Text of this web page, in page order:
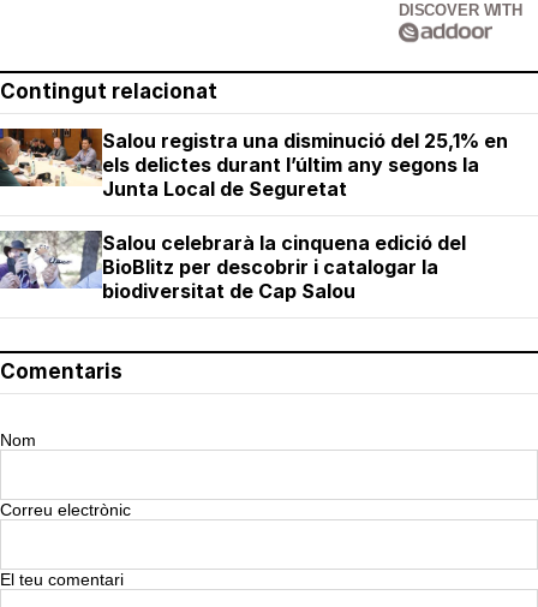
DISCOVER WITH
Contingut relacionat
Salou registra una disminució del 25,1% en
els delictes durant l’últim any segons la
Junta Local de Seguretat
Salou celebrarà la cinquena edició del
BioBlitz per descobrir i catalogar la
biodiversitat de Cap Salou
Comentaris
Nom
Correu electrònic
El teu comentari